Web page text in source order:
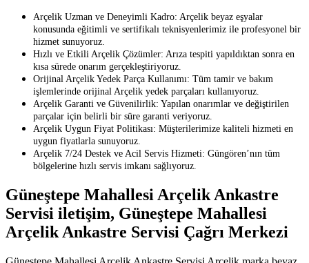
Arçelik Uzman ve Deneyimli Kadro: Arçelik beyaz eşyalar
konusunda eğitimli ve sertifikalı teknisyenlerimiz ile profesyonel bir
hizmet sunuyoruz.
Hızlı ve Etkili Arçelik Çözümler: Arıza tespiti yapıldıktan sonra en
kısa sürede onarım gerçekleştiriyoruz.
Orijinal Arçelik Yedek Parça Kullanımı: Tüm tamir ve bakım
işlemlerinde orijinal Arçelik yedek parçaları kullanıyoruz.
Arçelik Garanti ve Güvenilirlik: Yapılan onarımlar ve değiştirilen
parçalar için belirli bir süre garanti veriyoruz.
Arçelik Uygun Fiyat Politikası: Müşterilerimize kaliteli hizmeti en
uygun fiyatlarla sunuyoruz.
Arçelik 7/24 Destek ve Acil Servis Hizmeti: Güngören’nın tüm
bölgelerine hızlı servis imkanı sağlıyoruz.
Güneştepe Mahallesi Arçelik Ankastre
Servisi iletişim, Güneştepe Mahallesi
Arçelik Ankastre Servisi Çağrı Merkezi